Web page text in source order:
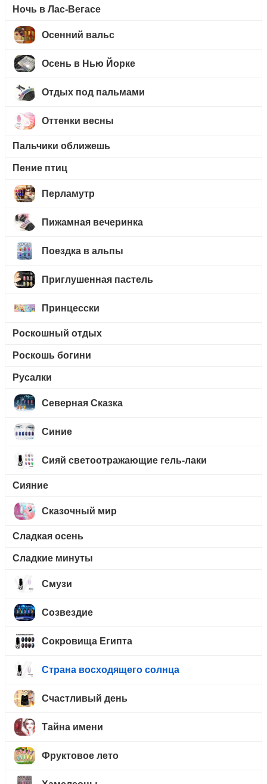
Ночь в Лас-Вегасе
Осенний вальс
Осень в Нью Йорке
Отдых под пальмами
Оттенки весны
Пальчики оближешь
Пение птиц
Перламутр
Пижамная вечеринка
Поездка в альпы
Приглушенная пастель
Принцесски
Роскошный отдых
Роскошь богини
Русалки
Северная Сказка
Синие
Сияй светоотражающие гель-лаки
Сияние
Сказочный мир
Сладкая осень
Сладкие минуты
Смузи
Созвездие
Сокровища Египта
Страна восходящего солнца
Счастливый день
Тайна имени
Фруктовое лето